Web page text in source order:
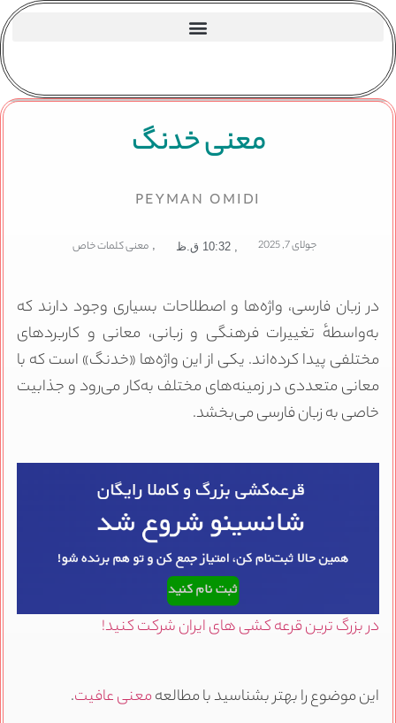
معنی خدنگ
PEYMAN OMIDI
جولای 7, 2025 10:32 ق.ظ , معنی کلمات خاص
در زبان فارسی، واژه‌ها و اصطلاحات بسیاری وجود دارند که
به‌واسطهٔ تغییرات فرهنگی و زبانی، معانی و کاربردهای
مختلفی پیدا کرده‌اند. یکی از این واژه‌ها «خدنگ» است که با
معانی متعددی در زمینه‌های مختلف به‌کار می‌رود و جذابیت
خاصی به زبان فارسی می‌بخشد.
در بزرگ ترین قرعه کشی های ایران شرکت کنید!
این موضوع را بهتر بشناسید با مطالعهمعنی عافیت.